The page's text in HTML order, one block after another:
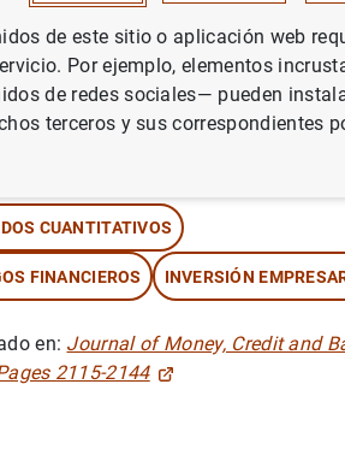
de Trabajo. 1805.
CUANTITATIVOS
FINANCIEROS INVERSIÓN
en: Journal of Money, Credit and
2115-2144
de este sitio o aplicación web
Por ejemplo, elementos
de redes sociales— pueden
terceros y sus correspondientes